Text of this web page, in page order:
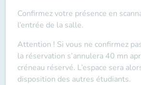
Confirmez votre présence en
l’entrée de la salle.
Attention ! Si vous ne confirmez
la réservation s’annulera 40 mn
créneau réservé. L’espace sera
disposition des autres étudiants.